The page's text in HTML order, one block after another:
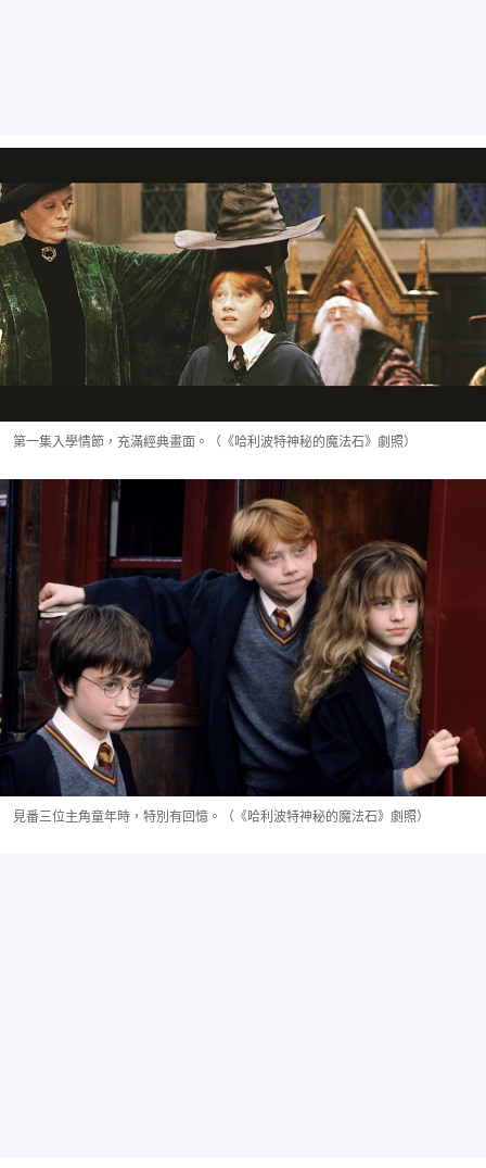
第一集入學情節，充滿經典畫面。（《哈利波特神秘的魔法石》劇照）
見番三位主角童年時，特別有回憶。（《哈利波特神秘的魔法石》劇照）